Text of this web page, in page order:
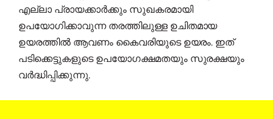
എല്ലാ പ്രായക്കാർക്കും സുഖകരമായി
ഉപയോഗിക്കാവുന്ന തരത്തിലുള്ള ഉചിതമായ
ഉയരത്തിൽ ആവണം കൈവരിയുടെ ഉയരം. ഇത്
പടിക്കെട്ടുകളുടെ ഉപയോഗക്ഷമതയും സുരക്ഷയും
വർദ്ധിപ്പിക്കുന്നു.